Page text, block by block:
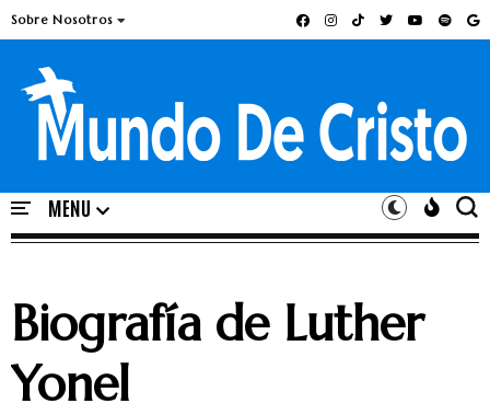
Sobre Nosotros
Biografía de Luther
Yonel